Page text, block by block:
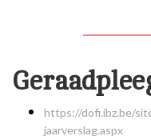
https://dofi.ibz.be/
jaarverslag.aspx